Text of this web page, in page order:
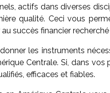
actifs dans diverses
qualité. Ceci vous
succès financier
les instruments
Centrale. Si, dans
efficaces et fiables.